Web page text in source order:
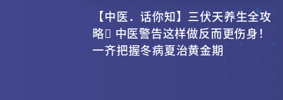
【中医．话你知】三伏天养生全攻
略 中医警告这样做反而更伤身！
一齐把握冬病夏治黄金期